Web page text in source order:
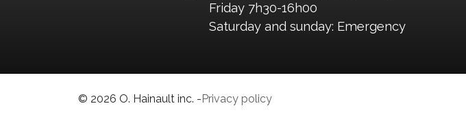
Friday 7h30-16h00
Saturday and sunday: Emergency
© 2026 O. Hainault inc. -Privacy policy